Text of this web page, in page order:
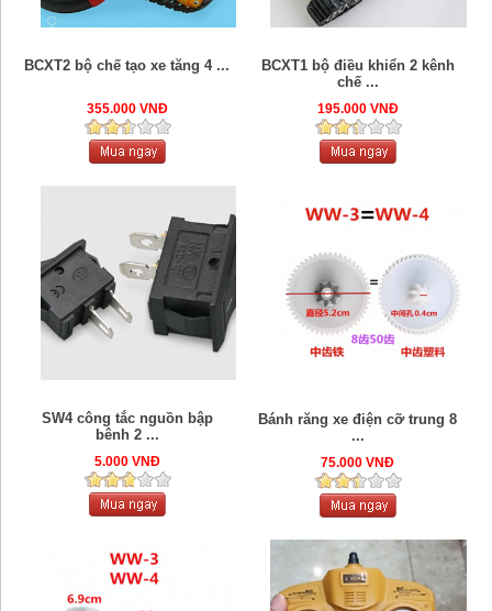
BCXT2 bộ chế tạo xe tăng 4 ...
355.000 VNĐ
BCXT1 bộ điều khiển 2 kênh
chế ...
195.000 VNĐ
SW4 công tắc nguồn bập
bênh 2 ...
5.000 VNĐ
Bánh răng xe điện cỡ trung 8
...
75.000 VNĐ